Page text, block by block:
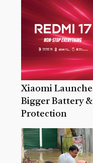
Xiaomi
Bigger Battery
Protection